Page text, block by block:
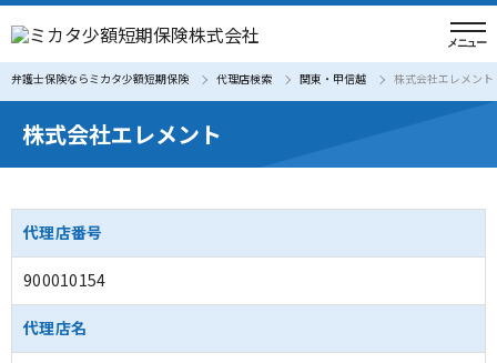
弁護士保険ならミカタ少額短期保険 代理店検索 関東・甲信越 株式会社エレメント
株式会社エレメント
代理店番号
900010154
代理店名